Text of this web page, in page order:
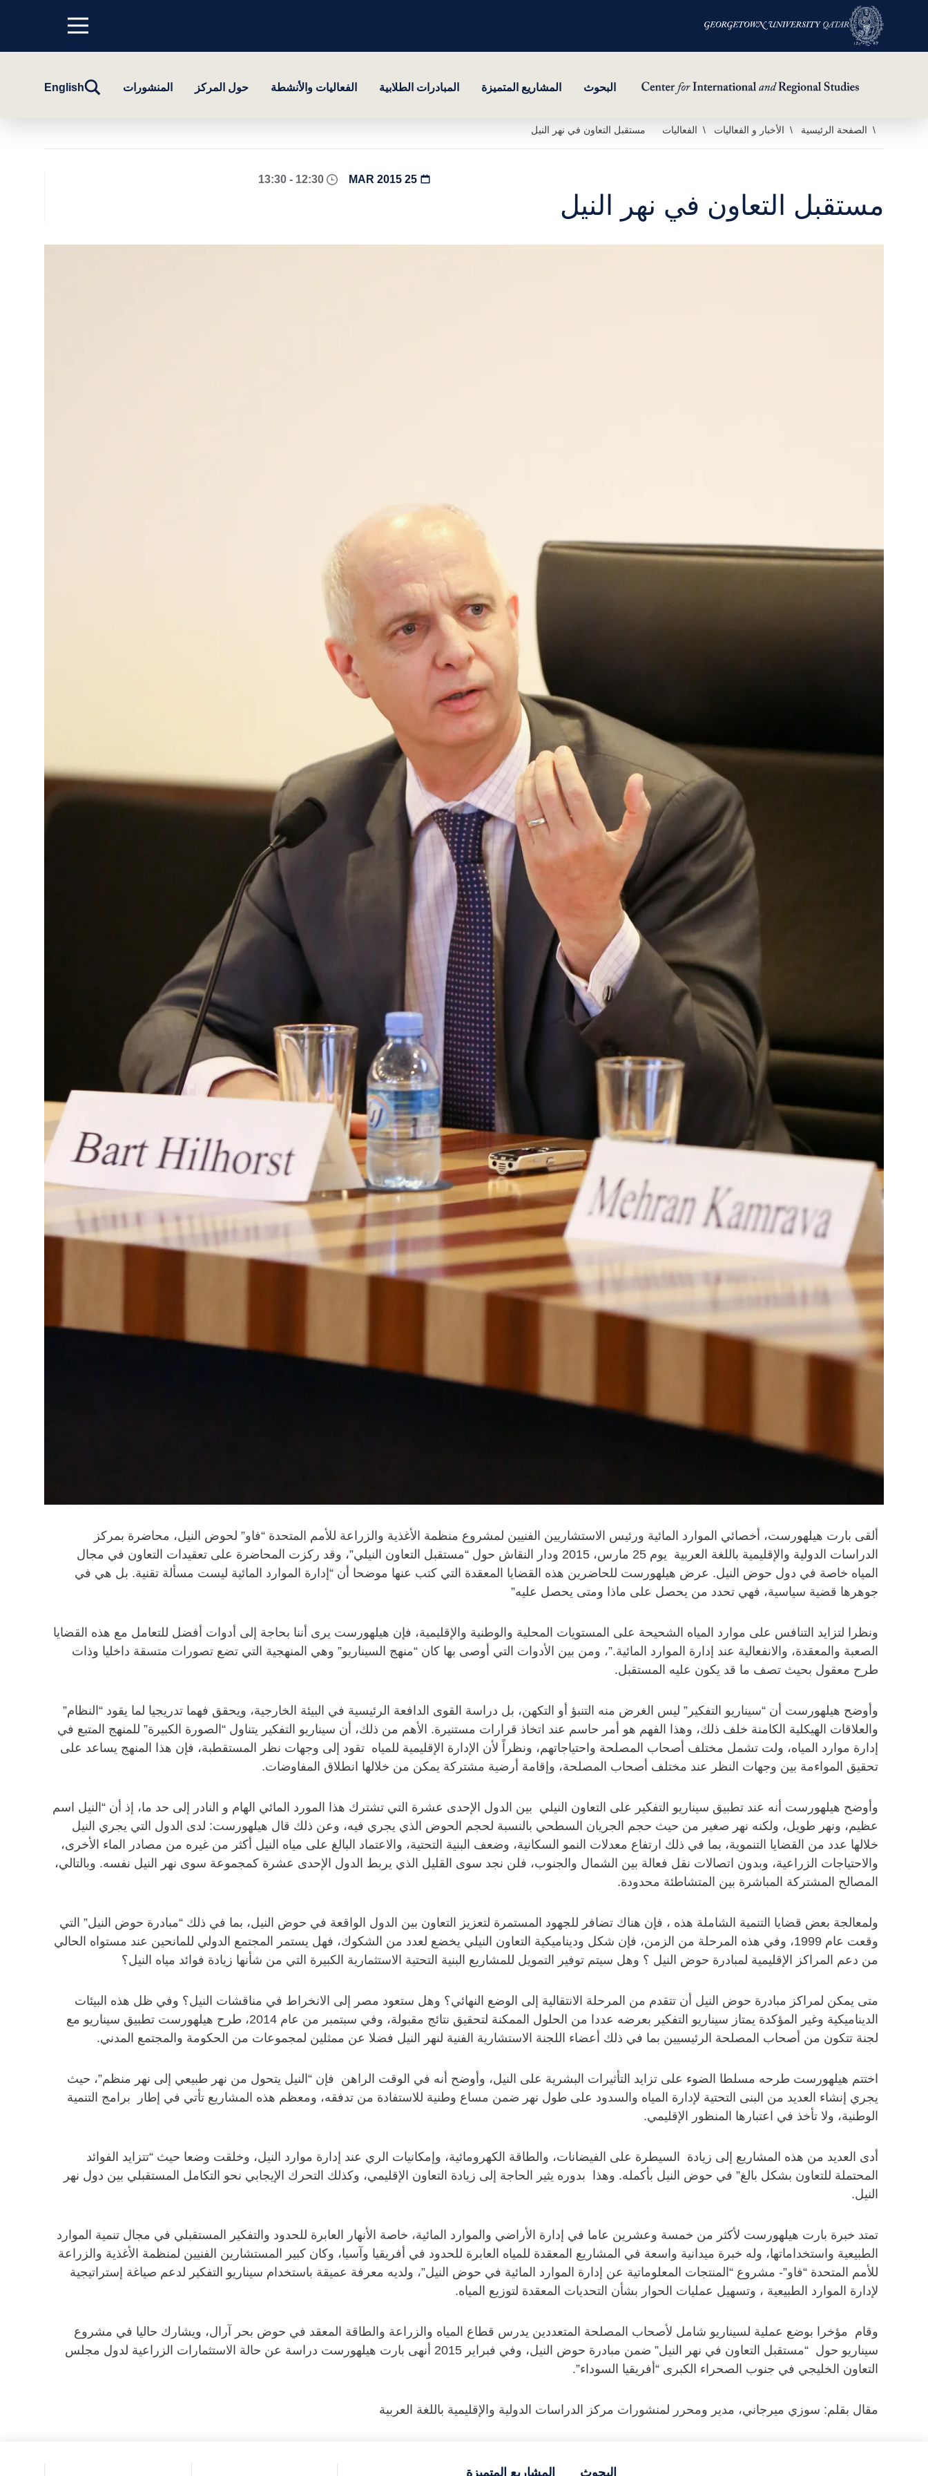
Menu
top
البحوث المشاريع المتميزة المبادرات الطلابية الفعاليات والأنشطة حول المركز المنشورات
تبديلEnglish
الصفحة الرئيسية الأخبار و الفعاليات الفعاليات مستقبل التعاون في نهر النيل
مستقبل التعاون في نهر النيل
ألقى بارت هيلهورست، أخصائي الموارد المائية ورئيس الاستشاريين الفنيين لمشروع منظمة الأغذية والزراعة للأمم المتحدة “فاو” لحوض النيل، محاضرة بمركز
الدراسات الدولية والإقليمية باللغة العربية يوم 25 مارس، 2015 ودار النقاش حول “مستقبل التعاون النيلي”، وقد ركزت المحاضرة على تعقيدات التعاون في مجال
المياه خاصة في دول حوض النيل. عرض هيلهورست للحاضرين هذه القضايا المعقدة التي كتب عنها موضحا أن “إدارة الموارد المائية ليست مسألة تقنية. بل هي في
جوهرها قضية سياسية، فهي تحدد من يحصل على ماذا ومتى يحصل عليه”
ونظرا لتزايد التنافس على موارد المياه الشحيحة على المستويات المحلية والوطنية والإقليمية، فإن هيلهورست يرى أننا بحاجة إلى أدوات أفضل للتعامل مع هذه القضايا
الصعبة والمعقدة، والانفعالية عند إدارة الموارد المائية.”، ومن بين الأدوات التي أوصى بها كان “منهج السيناريو” وهي المنهجية التي تضع تصورات متسقة داخليا وذات
طرح معقول بحيث تصف ما قد يكون عليه المستقبل.
وأوضح هيلهورست أن “سيناريو التفكير” ليس الغرض منه التنبؤ أو التكهن، بل دراسة القوى الدافعة الرئيسية في البيئة الخارجية، ويحقق فهما تدريجيا لما يقود “النظام”
والعلاقات الهيكلية الكامنة خلف ذلك، وهذا الفهم هو أمر حاسم عند اتخاذ قرارات مستنيرة. الأهم من ذلك، أن سيناريو التفكير يتناول “الصورة الكبيرة” للمنهج المتبع في
إدارة موارد المياه، ولت تشمل مختلف أصحاب المصلحة واحتياجاتهم، ونظراً لأن الإدارة الإقليمية للمياه تقود إلى وجهات نظر المستقطبة، فإن هذا المنهج يساعد على
تحقيق المواءمة بين وجهات النظر عند مختلف أصحاب المصلحة، وإقامة أرضية مشتركة يمكن من خلالها انطلاق المفاوضات.
وأوضح هيلهورست أنه عند تطبيق سيناريو التفكير على التعاون النيلي بين الدول الإحدى عشرة التي تشترك هذا المورد المائي الهام و النادر إلى حد ما، إذ أن “النيل اسم
عظيم، ونهر طويل، ولكنه نهر صغير من حيث حجم الجريان السطحي بالنسبة لحجم الحوض الذي يجري فيه، وعن ذلك قال هيلهورست: لدى الدول التي يجري النيل
خلالها عدد من القضايا التنموية، بما في ذلك ارتفاع معدلات النمو السكانية، وضعف البنية التحتية، والاعتماد البالغ على مياه النيل أكثر من غيره من مصادر الماء الأخرى،
والاحتياجات الزراعية، وبدون اتصالات نقل فعالة بين الشمال والجنوب، فلن نجد سوى القليل الذي يربط الدول الإحدى عشرة كمجموعة سوى نهر النيل نفسه. وبالتالي،
المصالح المشتركة المباشرة بين المتشاطئة محدودة.
ولمعالجة بعض قضايا التنمية الشاملة هذه ، فإن هناك تضافر للجهود المستمرة لتعزيز التعاون بين الدول الواقعة في حوض النيل، بما في ذلك “مبادرة حوض النيل” التي
وقعت عام 1999، وفي هذه المرحلة من الزمن، فإن شكل وديناميكية التعاون النيلي يخضع لعدد من الشكوك، فهل يستمر المجتمع الدولي للمانحين عند مستواه الحالي
من دعم المراكز الإقليمية لمبادرة حوض النيل ؟ وهل سيتم توفير التمويل للمشاريع البنية التحتية الاستثمارية الكبيرة التي من شأنها زيادة فوائد مياه النيل؟
متى يمكن لمراكز مبادرة حوض النيل أن تتقدم من المرحلة الانتقالية إلى الوضع النهائي؟ وهل ستعود مصر إلى الانخراط في مناقشات النيل؟ وفي ظل هذه البيئات
الديناميكية وغير المؤكدة يمتاز سيناريو التفكير بعرضه عددا من الحلول الممكنة لتحقيق نتائج مقبولة، وفي سبتمبر من عام 2014، طرح هيلهورست تطبيق سيناريو مع
لجنة تتكون من أصحاب المصلحة الرئيسيين بما في ذلك أعضاء اللجنة الاستشارية الفنية لنهر النيل فضلا عن ممثلين لمجموعات من الحكومة والمجتمع المدني.
اختتم هيلهورست طرحه مسلطا الضوء على تزايد التأثيرات البشرية على النيل، وأوضح أنه في الوقت الراهن فإن “النيل يتحول من نهر طبيعي إلى نهر منظم”، حيث
يجري إنشاء العديد من البنى التحتية لإدارة المياه والسدود على طول نهر ضمن مساع وطنية للاستفادة من تدفقه، ومعظم هذه المشاريع تأتي في إطار برامج التنمية
الوطنية، ولا تأخذ في اعتبارها المنظور الإقليمي.
أدى العديد من هذه المشاريع إلى زيادة السيطرة على الفيضانات، والطاقة الكهرومائية، وإمكانيات الري عند إدارة موارد النيل، وخلقت وضعا حيث “تتزايد الفوائد
المحتملة للتعاون بشكل بالغ” في حوض النيل بأكمله. وهذا بدوره يثير الحاجة إلى زيادة التعاون الإقليمي، وكذلك التحرك الإيجابي نحو التكامل المستقبلي بين دول نهر
النيل.
تمتد خبرة بارت هيلهورست لأكثر من خمسة وعشرين عاما في إدارة الأراضي والموارد المائية، خاصة الأنهار العابرة للحدود والتفكير المستقبلي في مجال تنمية الموارد
الطبيعية واستخداماتها، وله خبرة ميدانية واسعة في المشاريع المعقدة للمياه العابرة للحدود في أفريقيا وآسيا، وكان كبير المستشارين الفنيين لمنظمة الأغذية والزراعة
للأمم المتحدة “فاو”- مشروع “المنتجات المعلوماتية عن إدارة الموارد المائية في حوض النيل”، ولديه معرفة عميقة باستخدام سيناريو التفكير لدعم صياغة إستراتيجية
لإدارة الموارد الطبيعية ، وتسهيل عمليات الحوار بشأن التحديات المعقدة لتوزيع المياه.
وقام مؤخرا بوضع عملية لسيناريو شامل لأصحاب المصلحة المتعددين يدرس قطاع المياه والزراعة والطاقة المعقد في حوض بحر آرال، ويشارك حاليا في مشروع
سيناريو حول “مستقبل التعاون في نهر النيل” ضمن مبادرة حوض النيل، وفي فبراير 2015 أنهى بارت هيلهورست دراسة عن حالة الاستثمارات الزراعية لدول مجلس
التعاون الخليجي في جنوب الصحراء الكبرى “أفريقيا السوداء”.
مقال بقلم: سوزي ميرجاني، مدير ومحرر لمنشورات مركز الدراسات الدولية والإقليمية باللغة العربية
البحوث المشاريع المتميزة